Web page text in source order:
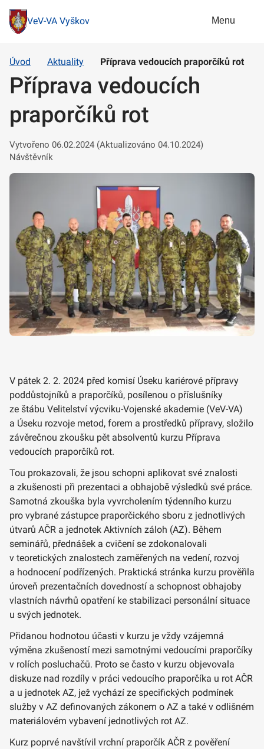
VeV-VA Vyškov Menu
Úvod Aktuality Příprava vedoucích praporčíků rot
Příprava vedoucích
praporčíků rot
Vytvořeno 06.02.2024 (Aktualizováno 04.10.2024)
Návštěvník
V pátek 2. 2. 2024 před komisí Úseku kariérové přípravy
poddůstojníků a praporčíků, posílenou o příslušníky
ze štábu Velitelství výcviku-Vojenské akademie (VeV-VA)
a Úseku rozvoje metod, forem a prostředků přípravy, složilo
závěrečnou zkoušku pět absolventů kurzu Příprava
vedoucích praporčíků rot.
Tou prokazovali, že jsou schopni aplikovat své znalosti
a zkušenosti při prezentaci a obhajobě výsledků své práce.
Samotná zkouška byla vyvrcholením týdenního kurzu
pro vybrané zástupce praporčického sboru z jednotlivých
útvarů AČR a jednotek Aktivních záloh (AZ). Během
seminářů, přednášek a cvičení se zdokonalovali
v teoretických znalostech zaměřených na vedení, rozvoj
a hodnocení podřízených. Praktická stránka kurzu prověřila
úroveň prezentačních dovedností a schopnost obhajoby
vlastních návrhů opatření ke stabilizaci personální situace
u svých jednotek.
Přidanou hodnotou účasti v kurzu je vždy vzájemná
výměna zkušeností mezi samotnými vedoucími praporčíky
v rolích posluchačů. Proto se často v kurzu objevovala
diskuze nad rozdíly v práci vedoucího praporčíka u rot AČR
a u jednotek AZ, jež vychází ze specifických podmínek
služby v AZ definovaných zákonem o AZ a také v odlišném
materiálovém vybavení jednotlivých rot AZ.
Kurz poprvé navštívil vrchní praporčík AČR z pověření